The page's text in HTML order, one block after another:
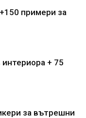
примери за
+ 75
за вътрешни